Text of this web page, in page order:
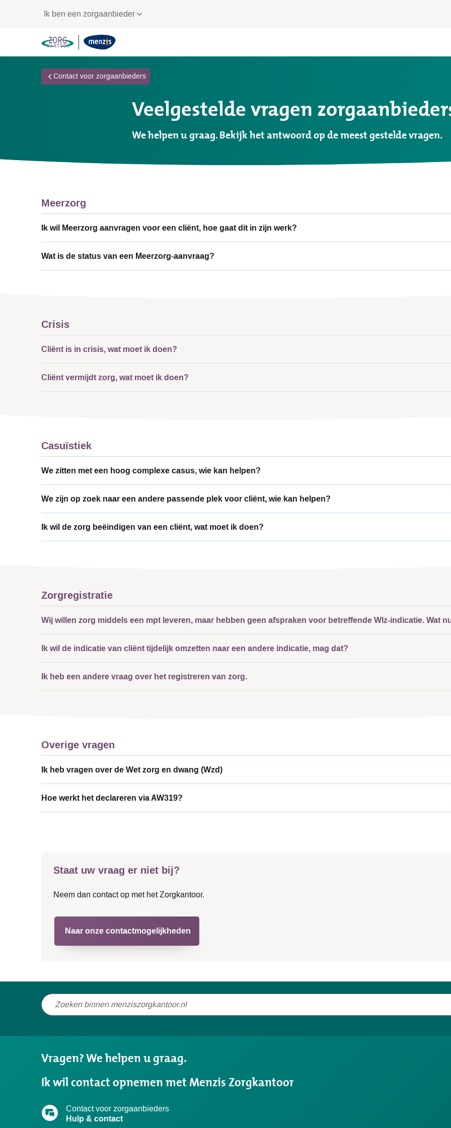
voor
navigatie
Ik ben een zorgaanbieder
Contact voor zorgaanbieders
Veelgestelde vragen
We helpen u graag. Bekijk het antwoord op de meest gestelde vragen.
Meerzorg
Ik wil Meerzorg aanvragen voor een cliënt, hoe gaat dit in zijn werk?
Wat is de status van een Meerzorg-aanvraag?
Crisis
Cliënt is in crisis, wat moet ik doen?
Cliënt vermijdt zorg, wat moet ik doen?
Casuïstiek
We zitten met een hoog complexe casus, wie kan helpen?
We zijn op zoek naar een andere passende plek voor cliënt, wie kan helpen?
Ik wil de zorg beëindigen van een cliënt, wat moet ik doen?
Zorgregistratie
Wij willen zorg middels een mpt leveren, maar hebben geen afspraken voor betreffende Wlz-indicatie. Wat
Ik wil de indicatie van cliënt tijdelijk omzetten naar een andere indicatie, mag dat?
Ik heb een andere vraag over het registreren van zorg.
Overige vragen
Ik heb vragen over de Wet zorg en dwang (Wzd)
Hoe werkt het declareren via AW319?
Staat uw vraag er niet bij?
Neem dan contact op met het Zorgkantoor.
Naar onze contactmogelijkheden
Niet
wat
zocht?
Vragen? We helpen u graag.
Ik wil contact opnemen met Menzis Zorgkantoor
Contact voor zorgaanbieders
Hulp & contact